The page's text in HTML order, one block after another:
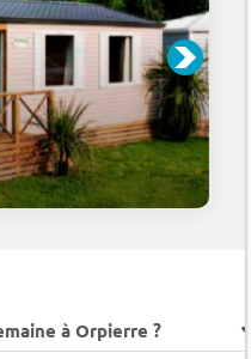
à Orpierre ?